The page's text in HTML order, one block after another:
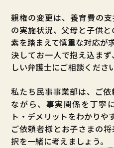
親権の変更は、養育費の
の実施状況、父母と子供
素を踏まえて慎重な対応が
決してお一人で抱え込ま
しい弁護士にご相談くださ
私たち民事事業部は、ご
ながら、事実関係を丁寧
ト・デメリットをわかりや
ご依頼者様とお子さまの
択を一緒に考えましょう。